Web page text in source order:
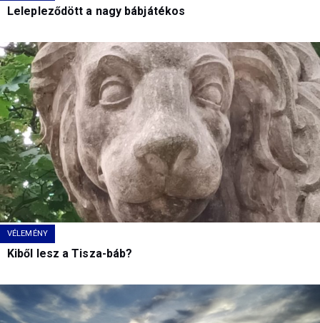
Lelepleződött a nagy bábjátékos
VÉLEMÉNY
Kiből lesz a Tisza-báb?